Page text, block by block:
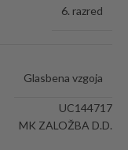
6. razred
Glasbena vzgoja
UC144717
MK ZALOŽBA D.D.